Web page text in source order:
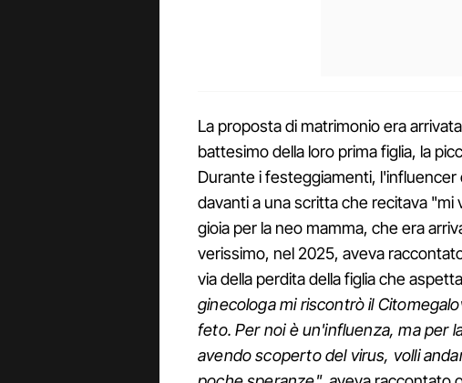
La proposta di matrimonio era
battesimo della loro prima figlia, la
Durante i festeggiamenti,
davanti a una scritta che recitava
gioia per la neo mamma, che era
verissimo, nel 2025, aveva
via della perdita della figlia che
ginecologa mi riscontrò il
feto. Per noi è un'influenza, ma per
avendo scoperto del virus, volli